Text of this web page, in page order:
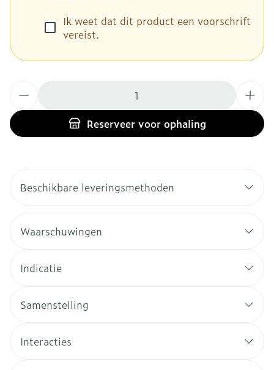
Ik weet dat dit product een voorschrift
vereist.
Reserveervoor ophaling
Beschikbare leveringsmethoden
Waarschuwingen
Indicatie
Samenstelling
Interacties